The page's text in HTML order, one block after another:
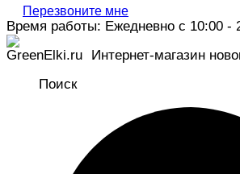
Перезвоните мне
Время работы: Ежедневно с 10:00 -
Интернет-магазин
Поиск